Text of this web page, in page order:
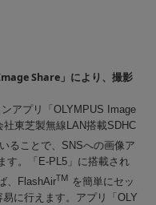
Share」により、撮影
アプリ「OLYMPUS Image
東芝製無線LAN搭載SDHC
いることで、SNSへの画像ア
す。「E-PL5」に搭載され
、FlashAirTM を簡単にセッ
に行えます。アプリ「OLY